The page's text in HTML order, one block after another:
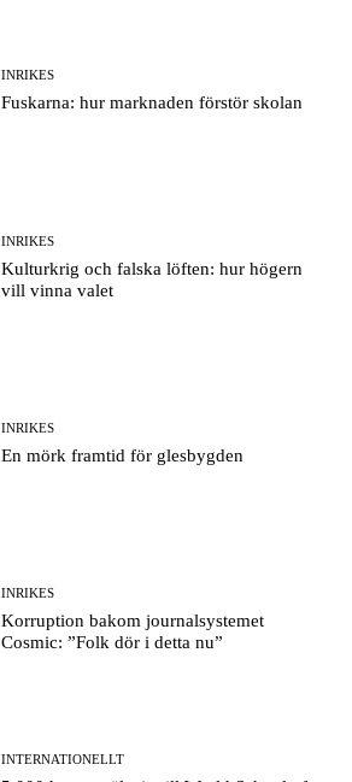
INRIKES
Fuskarna: hur marknaden förstör skolan
INRIKES
Kulturkrig och falska löften: hur högern
vill vinna valet
INRIKES
En mörk framtid för glesbygden
INRIKES
Korruption bakom journalsystemet
Cosmic: ”Folk dör i detta nu”
INTERNATIONELLT